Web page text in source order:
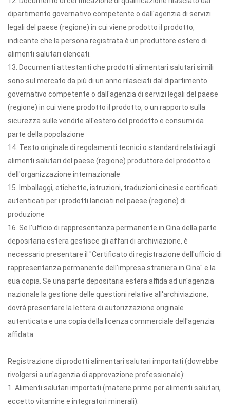
dipartimento governativo competente o dall'agenzia di servizi
legali del paese (regione) in cui viene prodotto il prodotto,
indicante che la persona registrata è un produttore estero di
alimenti salutari elencati.
13. Documenti attestanti che prodotti alimentari salutari simili
sono sul mercato da più di un anno rilasciati dal dipartimento
governativo competente o dall'agenzia di servizi legali del paese
(regione) in cui viene prodotto il prodotto, o un rapporto sulla
sicurezza sulle vendite all'estero del prodotto e consumi da
parte della popolazione
14. Testo originale di regolamenti tecnici o standard relativi agli
alimenti salutari del paese (regione) produttore del prodotto o
dell'organizzazione internazionale
15. Imballaggi, etichette, istruzioni, traduzioni cinesi e certificati
autenticati per i prodotti lanciati nel paese (regione) di
produzione
16. Se l'ufficio di rappresentanza permanente in Cina della parte
depositaria estera gestisce gli affari di archiviazione, è
necessario presentare il "Certificato di registrazione dell'ufficio di
rappresentanza permanente dell'impresa straniera in Cina" e la
sua copia. Se una parte depositaria estera affida ad un'agenzia
nazionale la gestione delle questioni relative all'archiviazione,
dovrà presentare la lettera di autorizzazione originale
autenticata e una copia della licenza commerciale dell'agenzia
affidata.
Registrazione di prodotti alimentari salutari importati (dovrebbe
rivolgersi a un'agenzia di approvazione professionale):
1. Alimenti salutari importati (materie prime per alimenti salutari,
eccetto vitamine e integratori minerali).